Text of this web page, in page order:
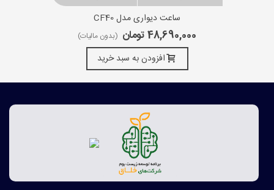
ساعت دیواری مدل CF40
48,690,000 تومان (بدون مالیات)
افزودن به سبد خرید